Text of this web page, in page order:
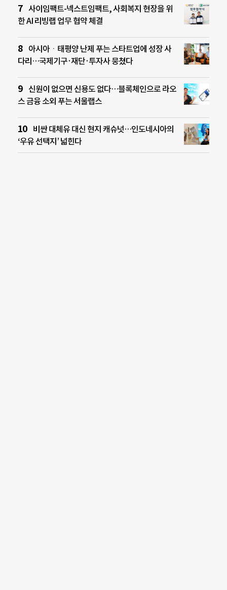
사이임팩트-넥스트임팩트, 사회복지 현장을 위
한 AI 리빙랩 업무 협약 체결
아시아ㆍ태평양 난제 푸는 스타트업에 성장 사
다리…국제기구·재단·투자사 뭉쳤다
신원이 없으면 신용도 없다…블록체인으로 라오
스 금융 소외 푸는 서울랩스
비싼 대체유 대신 현지 캐슈넛…인도네시아의
‘우유 선택지’ 넓힌다